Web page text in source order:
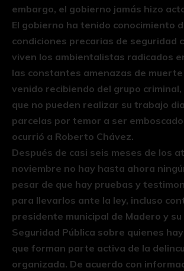
embargo, el gobierno jamás hizo
El gobierno ha tenido conocimiento
condiciones precarias de seguridad
viven los ambientalistas radicados
las constantes amenazas de muerte
venido recibiendo del grupo
que no pueden realizar su trabajo
parcelas por temor a ser
ocurrió a Roberto Chávez.
Después de casi seis meses de los
noviembre no hay hasta ahora
pesar de que hay pruebas y
para llevarlos ante la ley, incluso
presidente municipal de Madero y
Seguridad Pública sobre quienes
que forman parte activa de la
organizada. De acuerdo con